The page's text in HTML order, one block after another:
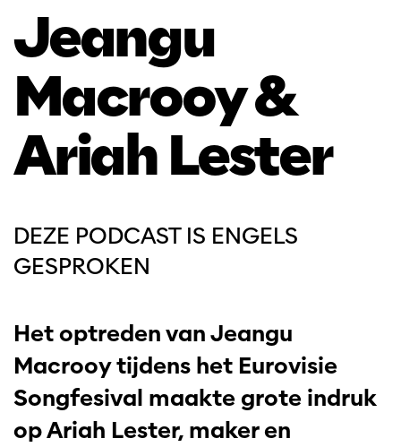
Jeangu
Macrooy &
Ariah Lester
DEZE PODCAST IS ENGELS
GESPROKEN
Het optreden van Jeangu
Macrooy tijdens het Eurovisie
Songfesival maakte grote indruk
op Ariah Lester, maker en